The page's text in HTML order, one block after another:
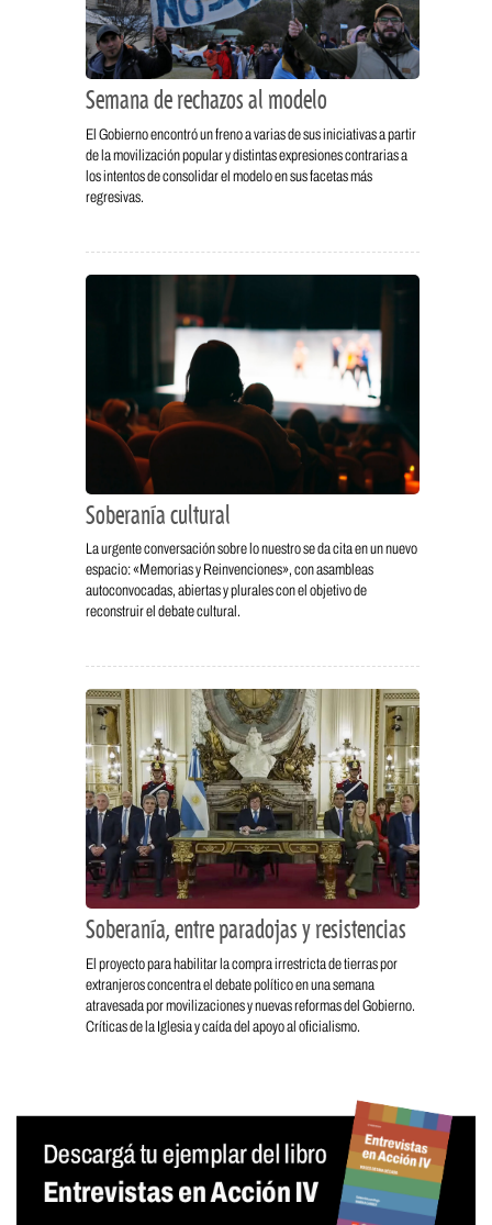
Semana de rechazos al modelo
El Gobierno encontró un freno a varias de sus iniciativas a partir
de la movilización popular y distintas expresiones contrarias a
los intentos de consolidar el modelo en sus facetas más
regresivas.
Soberanía cultural
La urgente conversación sobre lo nuestro se da cita en un nuevo
espacio: «Memorias y Reinvenciones», con asambleas
autoconvocadas, abiertas y plurales con el objetivo de
reconstruir el debate cultural.
Soberanía, entre paradojas y resistencias
El proyecto para habilitar la compra irrestricta de tierras por
extranjeros concentra el debate político en una semana
atravesada por movilizaciones y nuevas reformas del Gobierno.
Críticas de la Iglesia y caída del apoyo al oficialismo.